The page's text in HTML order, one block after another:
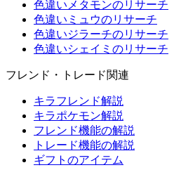
色違いメタモンのリサーチ
色違いミュウのリサーチ
色違いジラーチのリサーチ
色違いシェイミのリサーチ
フレンド・トレード関連
キラフレンド解説
キラポケモン解説
フレンド機能の解説
トレード機能の解説
ギフトのアイテム